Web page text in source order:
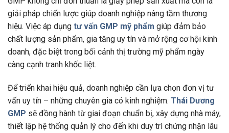
giải pháp chiến lược giúp doanh nghiệp nâng tầm thương
hiệu. Việc áp dụng tư vấn GMP mỹ phẩm giúp đảm bảo
chất lượng sản phẩm, gia tăng uy tín và mở rộng cơ hội kinh
doanh, đặc biệt trong bối cảnh thị trường mỹ phẩm ngày
càng cạnh tranh khốc liệt.
Để triển khai hiệu quả, doanh nghiệp cần lựa chọn đơn vị tư
vấn uy tín – những chuyên gia có kinh nghiệm. Thái Dương
GMP sẽ đồng hành từ giai đoạn chuẩn bị, xây dựng nhà máy,
thiết lập hệ thống quản lý cho đến khi duy trì chứng nhận lâu